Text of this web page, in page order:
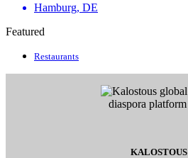
Hamburg, DE
Featured
Restaurants
KALOSTOUS